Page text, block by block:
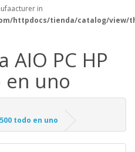
in
httpdocs/tienda/catalog/
PC HP
en uno
todo en uno